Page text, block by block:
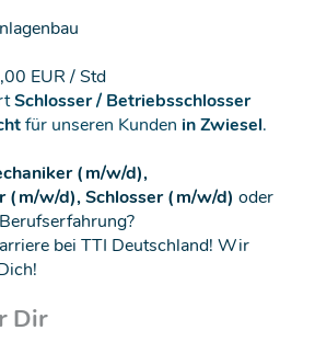
EUR / Std
Schlosser / Betriebsschlosser
für unseren Kunden in Zwiesel.
(m/w/d),
(m/w/d), Schlosser (m/w/d) oder
bei TTI Deutschland! Wir
Dir